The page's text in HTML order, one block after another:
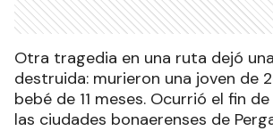
Otra tragedia en una ruta dejó
destruida: murieron una joven de
bebé de 11 meses. Ocurrió el fin
las ciudades bonaerenses de